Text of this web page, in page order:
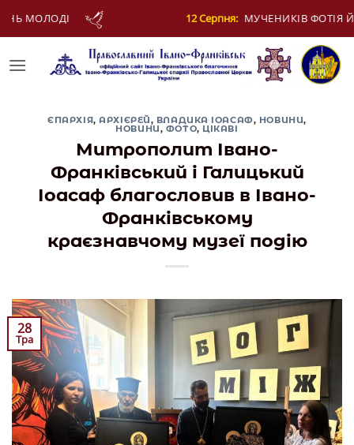
ФОТІЯ Й АНКИТИ ТА БАГАТЬОХ ІЗ НИМИ
ЄПАРХІЯ, АРХІЄРЕЙ, ВЛАДИКА ІОАСАФ, НОВИНИ,
НОВИНИ, ФОТО, ЦІКАВІ
Митрополит Івано-
Франківський і Галицький
Іоасаф благословив в Івано-
Франківському
краєзнавчому музеї подію
28
Тра